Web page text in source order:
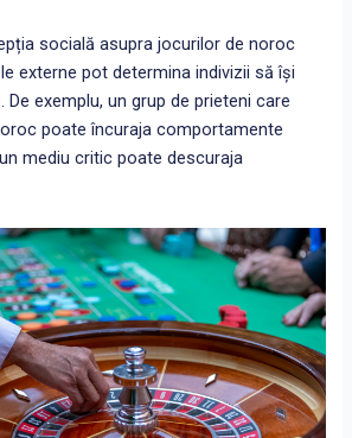
socială asupra jocurilor de noroc
externe pot determina indivizii să își
De exemplu, un grup de prieteni care
poate încuraja comportamente
mediu critic poate descuraja